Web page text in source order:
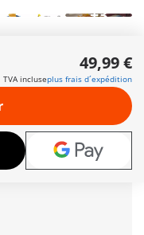
+3
pour tous les
de nombreux
en s'amusant.
jours ouvrés
d’achat!
dès
60 €
49,99 €
TVA incluseplus frais d´expédition